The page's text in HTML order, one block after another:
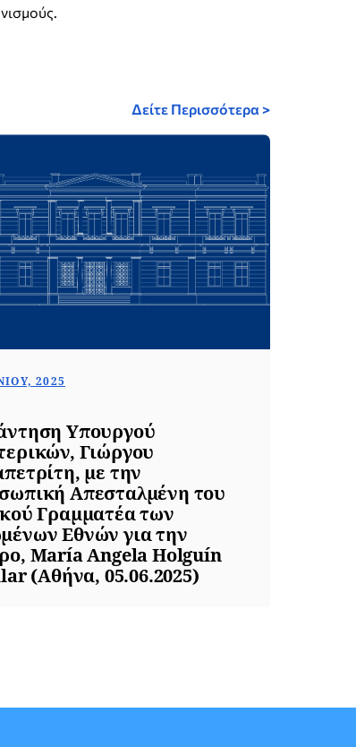
Δείτε Περισσότερα >
2025
Υπουργού
Γιώργου
με την
Απεσταλμένη του
Γραμματέα των
Εθνών για την
María Angela Holguín
(Αθήνα, 05.06.2025)